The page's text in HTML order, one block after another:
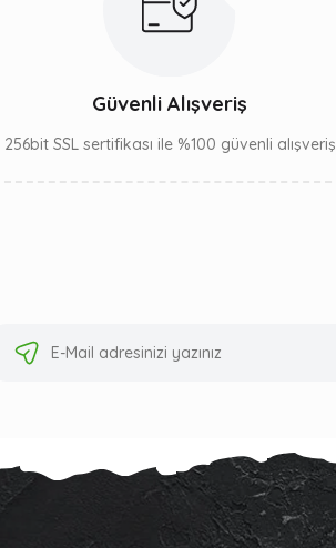
Güvenli Alışveriş
256bit SSL sertifikası ile %100 güvenli alışveriş